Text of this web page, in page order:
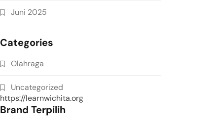
Juni 2025
Categories
Olahraga
Uncategorized
https://learnwichita.org
Brand Terpilih